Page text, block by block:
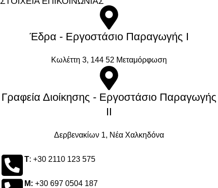
Έδρα - Εργοστάσιο Παραγωγής Ι
Kωλέττη 3, 144 52 Μεταμόρφωση
Γραφεία Διοίκησης - Εργοστάσιο Παραγωγής
ΙΙ
Δερβενακίων 1, Νέα Χαλκηδόνα
Τ: +30 2110 123 575
M: +30 697 0504 187